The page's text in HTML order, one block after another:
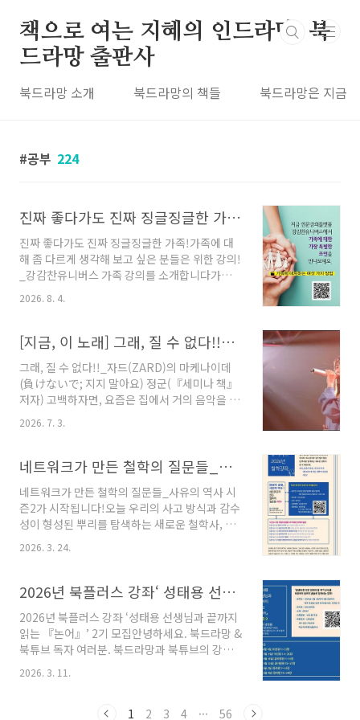
책으로 여는 지혜의 인드라망, 북
드라망 출판사
북드라망 소개 북드라망의 책들 북드라망은 지금
공부 224
진짜 좋다가도 진짜 징글징글한 가족! 가족에 대해 좀 다르게 생각해 보고 싶은 분들은 위한 강의! _강감찬유니버스 가족 강의를 소개합니다
진짜 좋다가도 진짜 징글징글한 가족!가족에 대
해 좀 다르게 생각해 보고 싶은 분들은 위한 강의!
_강감찬유니버스 가족 강의를 소개합니다가족처
럼 가깝고도 먼 존재가 있을까요. 모 선생님께서
는 성인이 된 가족들은 서로 생사 확인만 하면 된
감했던 기억이 있습니다. 그런데 가족과의 관계
는 화목하거나 갈등하거나. 이 둘만 있을까요. 당
연히 그럴 리가 없겠지요. 가족과도 잘 지내기 위
한 '공부'가 필요합니다. 고전 속 가족을 보며, '가
족'이라는 가까운 관계에서 우리 사회 속 관계까
지 살펴보는 기회를 만나시기 바랍니다. 가족을
고, 여기를 클릭하시면 가족 강의를 들으실 수 ..
2026. 8. 4.
[지금, 이 노래] 그래, 질 수 없다!!_자드(ZARD)의 마케나이데(負けないで; 지지 말아요)
그래, 질 수 없다!!_자드(ZARD)의 마케나이데
(負けないで; 지지 말아요) 정군(『세미나 책』
저자) 고백하자면, 요즘은 집에서 거의 음악을 듣
지 않는다. 방이나 거실에 간단하게 음악을 들 수
있는 시스템을 마련해 놓았지만, 사실 그것들을
어달쯤 된 것 같다). 그렇다고 해서 음악 자체를
아예 듣지 않는 것은 아니다. 세미나나 강의를 하
러 가는 길이면, 꼭 이어폰을 챙겨서 가곤 하니까.
그리고 그 외에 집에서 자전거를 탈 때에도 꼭 음
악을 듣는다. 나는 매년 봄부터 겨울 초입까지 꽤
진지하게 ‘집에서’ 자전거를 탄다. 물론 사정이 허
로그램에 따라 특정한 강도..
2026. 7. 3.
네트워크가 만든 철학의 질문들_사유의 역사 시즌2가 시작됩니다!
네트워크가 만든 철학의 질문들_사유의 역사 시
즌2가 시작됩니다!오늘 우리의 사고 방식과 감수
성이 형성된 뿌리를 탐색하는 새로운 철학사, 사
유의 역사가 성황리에 시즌1을 진행 중입니다. 고
대의 연결들을 살펴본 시즌1에 이어 시즌2는 중
다. ‘중세’를 흔히 ‘암흑시대’라고 표현하곤 하는
데, 이런 어법에는 근대의 오만이 깔려 있지요. 말
하자면 빛(근대)이 있기 이전, 어둠의 시대로 중
세를 표상하는 식입니다. 그런데 정말 그럴까요?
그럴 리가 없습니다. 어느 시대건 그 시대에 사는
사람들은 자신이 체험에 비추어 자기 시대를 판
2026. 3. 24.
2026년 북플러스 강좌‘ 성태용 선생님과 끝까지 읽는 『논어』’ 2기 모집
2026년 북플러스 강좌 ‘성태용 선생님과 끝까지
읽는 『논어』’ 2기 모집안녕하세요. 북드라망 &
북튜브 독자 여러분. 북드라망과 북튜브의 강좌
님과 끝까지 읽는 『논어』’ 시즌 2 수강생을 모
「학이」, 「위정」, 「팔일」을 함께 읽었습니
2026. 3. 11.
1 2 3 4 ··· 56